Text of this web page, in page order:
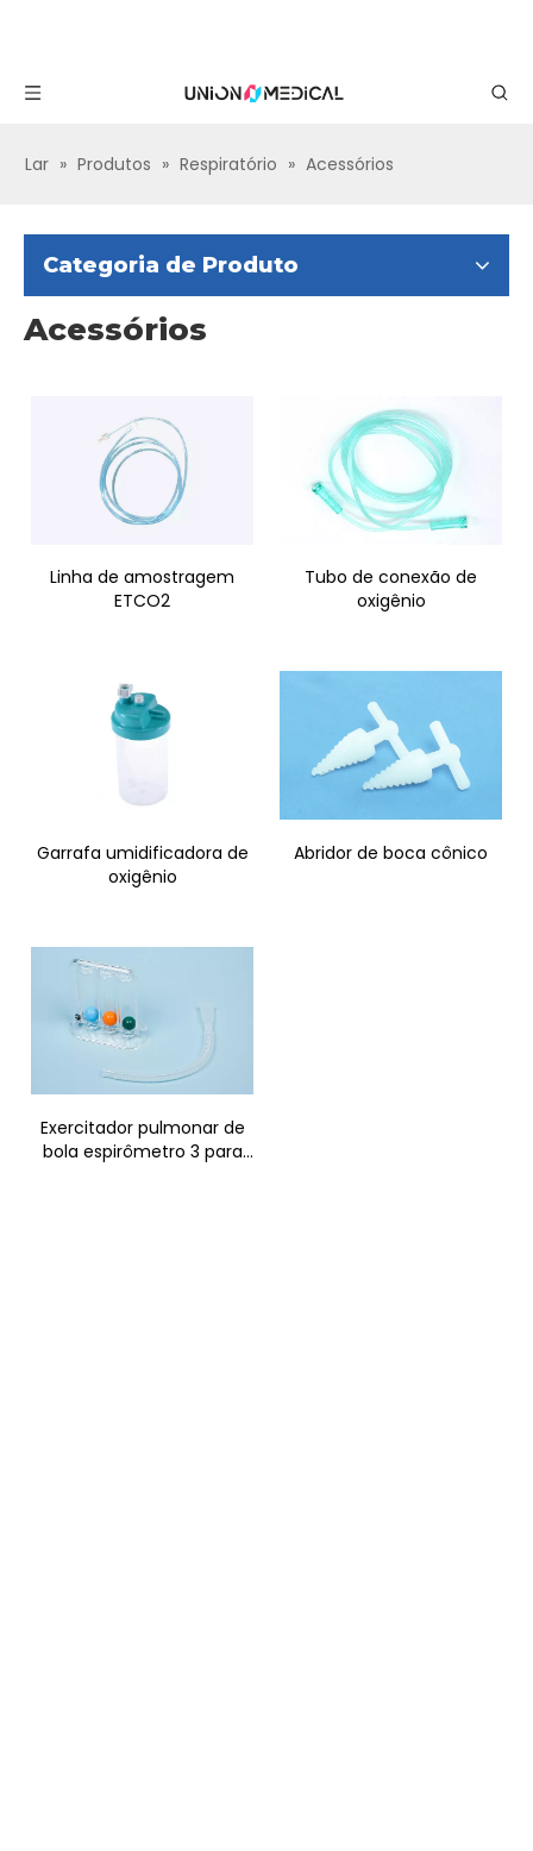
Lar » Produtos » Respiratório » Acessórios
Categoria de Produto
Acessórios
Linha de amostragem
ETCO2
Tubo de conexão de
oxigênio
Garrafa umidificadora de
oxigênio
Abridor de boca cônico
Exercitador pulmonar de
bola espirômetro 3 para